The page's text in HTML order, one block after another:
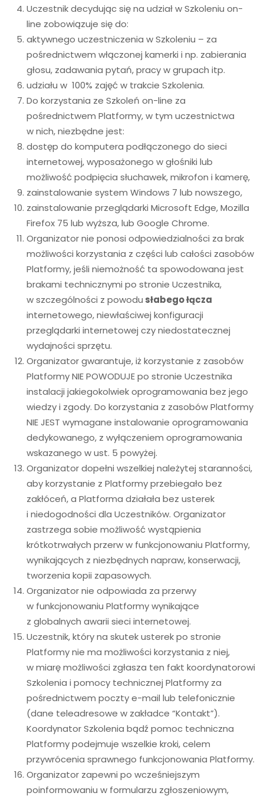
Uczestnik decydując się na udział w Szkoleniu on-
line zobowiązuje się do:
aktywnego uczestniczenia w Szkoleniu – za
pośrednictwem włączonej kamerki i np. zabierania
głosu, zadawania pytań, pracy w grupach itp.
udziału w 100% zajęć w trakcie Szkolenia.
Do korzystania ze Szkoleń on-line za
pośrednictwem Platformy, w tym uczestnictwa
w nich, niezbędne jest:
dostęp do komputera podłączonego do sieci
internetowej, wyposażonego w głośniki lub
możliwość podpięcia słuchawek, mikrofon i kamerę,
zainstalowanie system Windows 7 lub nowszego,
zainstalowanie przeglądarki Microsoft Edge, Mozilla
Firefox 75 lub wyższa, lub Google Chrome.
Organizator nie ponosi odpowiedzialności za brak
możliwości korzystania z części lub całości zasobów
Platformy, jeśli niemożność ta spowodowana jest
brakami technicznymi po stronie Uczestnika,
w szczególności z powodu słabego łącza
internetowego, niewłaściwej konfiguracji
przeglądarki internetowej czy niedostatecznej
wydajności sprzętu.
Organizator gwarantuje, iż korzystanie z zasobów
Platformy NIE POWODUJE po stronie Uczestnika
instalacji jakiegokolwiek oprogramowania bez jego
wiedzy i zgody. Do korzystania z zasobów Platformy
NIE JEST wymagane instalowanie oprogramowania
dedykowanego, z wyłączeniem oprogramowania
wskazanego w ust. 5 powyżej.
Organizator dopełni wszelkiej należytej staranności,
aby korzystanie z Platformy przebiegało bez
zakłóceń, a Platforma działała bez usterek
i niedogodności dla Uczestników. Organizator
zastrzega sobie możliwość wystąpienia
krótkotrwałych przerw w funkcjonowaniu Platformy,
wynikających z niezbędnych napraw, konserwacji,
tworzenia kopii zapasowych.
Organizator nie odpowiada za przerwy
w funkcjonowaniu Platformy wynikające
z globalnych awarii sieci internetowej.
Uczestnik, który na skutek usterek po stronie
Platformy nie ma możliwości korzystania z niej,
w miarę możliwości zgłasza ten fakt koordynatorowi
Szkolenia i pomocy technicznej Platformy za
pośrednictwem poczty e-mail lub telefonicznie
(dane teleadresowe w zakładce “Kontakt”).
Koordynator Szkolenia bądź pomoc techniczna
Platformy podejmuje wszelkie kroki, celem
przywrócenia sprawnego funkcjonowania Platformy.
Organizator zapewni po wcześniejszym
poinformowaniu w formularzu zgłoszeniowym,